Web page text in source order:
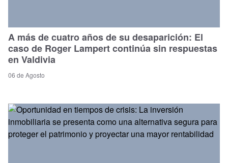
A más de cuatro años de su desaparición: El
caso de Roger Lampert continúa sin respuestas
en Valdivia
06 de Agosto